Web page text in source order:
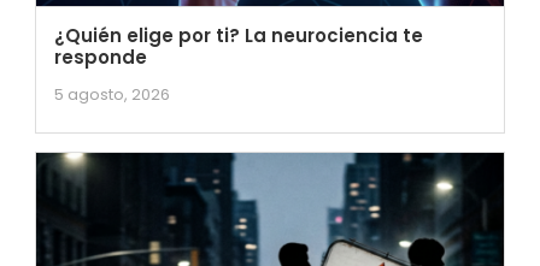
¿Quién elige por ti? La neurociencia te
responde
5 agosto, 2026